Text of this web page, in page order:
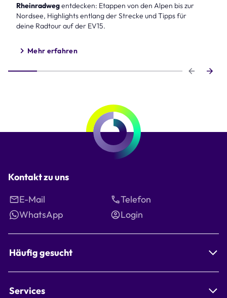
Rheinradwegentdecken: Etappen von den Alpen bis zur
Nordsee, Highlights entlang der Strecke und Tipps für
deine Radtour auf der EV15.
Mehr erfahren
Kontakt zu uns
E-Mail
Telefon
WhatsApp
Login
Häufig gesucht
Services